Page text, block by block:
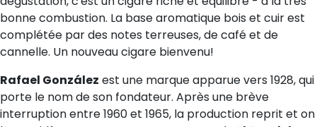
bonne combustion. La base aromatique bois et cuir est
complétée par des notes terreuses, de café et de
cannelle. Un nouveau cigare bienvenu!
Rafael González est une marque apparue vers 1928, qui
porte le nom de son fondateur. Après une brève
interruption entre 1960 et 1965, la production reprit et on